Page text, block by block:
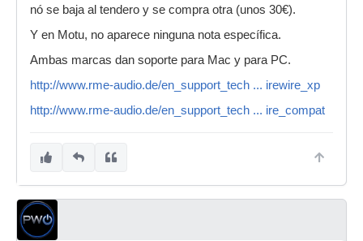
nó se baja al tendero y se compra otra (unos 30€).
Y en Motu, no aparece ninguna nota específica.
Ambas marcas dan soporte para Mac y para PC.
http://www.rme-audio.de/en_support_tech ... irewire_xp
http://www.rme-audio.de/en_support_tech ... ire_compat